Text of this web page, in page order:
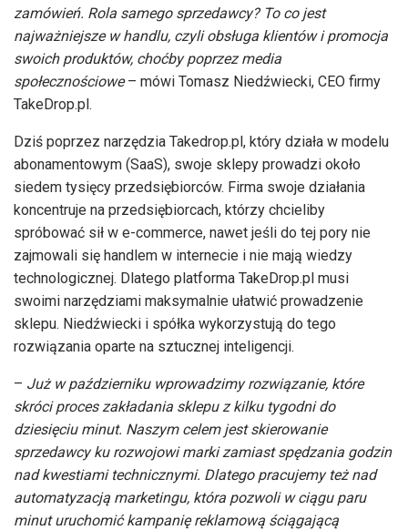
zamówień. Rola samego sprzedawcy? To co jest
najważniejsze w handlu, czyli obsługa klientów i promocja
swoich produktów, choćby poprzez media
społecznościowe– mówi Tomasz Niedźwiecki, CEO firmy
TakeDrop.pl.
Dziś poprzez narzędzia Takedrop.pl, który działa w modelu
abonamentowym (SaaS), swoje sklepy prowadzi około
siedem tysięcy przedsiębiorców. Firma swoje działania
koncentruje na przedsiębiorcach, którzy chcieliby
spróbować sił w e-commerce, nawet jeśli do tej pory nie
zajmowali się handlem w internecie i nie mają wiedzy
technologicznej. Dlatego platforma TakeDrop.pl musi
swoimi narzędziami maksymalnie ułatwić prowadzenie
sklepu. Niedźwiecki i spółka wykorzystują do tego
rozwiązania oparte na sztucznej inteligencji.
– Już w październiku wprowadzimy rozwiązanie, które
skróci proces zakładania sklepu z kilku tygodni do
dziesięciu minut. Naszym celem jest skierowanie
sprzedawcy ku rozwojowi marki zamiast spędzania godzin
nad kwestiami technicznymi. Dlatego pracujemy też nad
automatyzacją marketingu, która pozwoli w ciągu paru
minut uruchomić kampanię reklamową ściągającą